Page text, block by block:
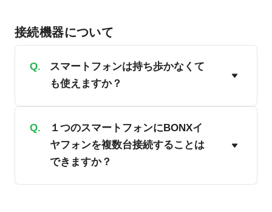
機能をご利用いただくにはBONXイヤフ
間、BONX miniは半年間、BONX BOOST
は1年間の製品保証期間を設けています。
保証期間内に適切な使用環境で発生した
故障に限り、無償で本製品を修理または
接続機器について
Q.
スマートフォンは持ち歩かなくて
も使えますか？
A.
スマートフォンとBONXイヤフォンは
Bluetoothで接続されているため、一緒に
持ち歩くことを推奨しております。
Q.
１つのスマートフォンにBONXイ
ヤフォンを複数台接続することは
できますか？